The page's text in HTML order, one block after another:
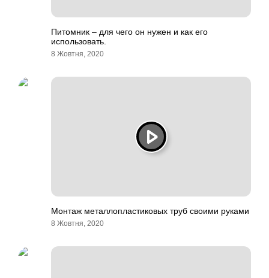
Питомник – для чего он нужен и как его
использовать.
8 Жовтня, 2020
Монтаж металлопластиковых труб своими руками
8 Жовтня, 2020